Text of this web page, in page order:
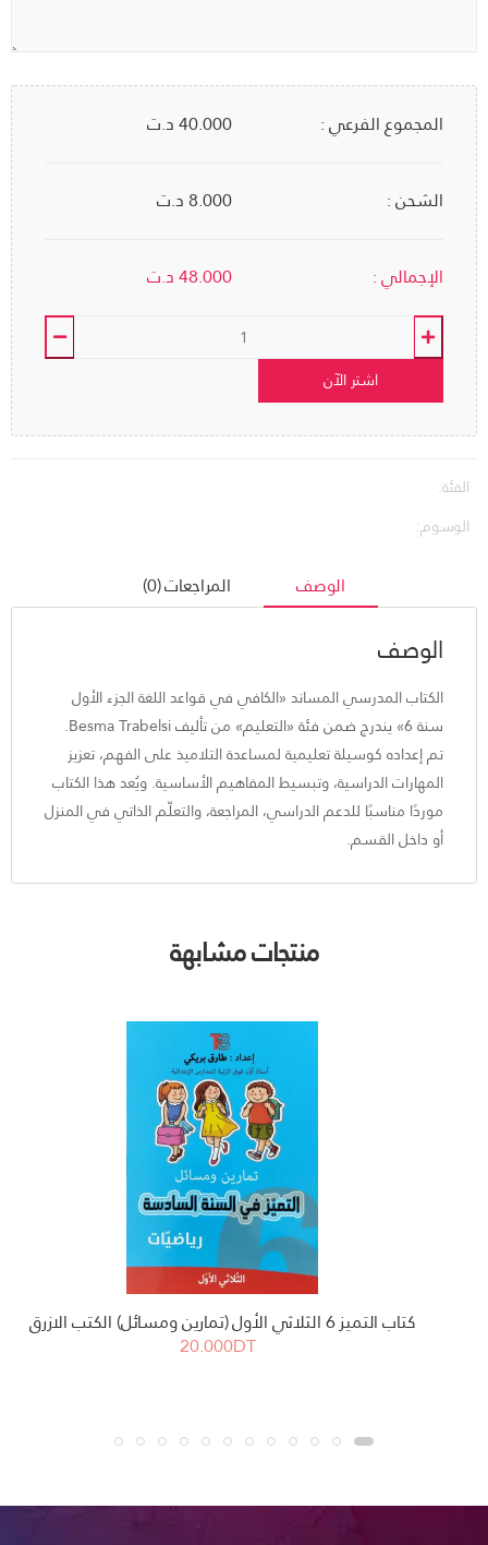
المجموع الفرعي : 40.000د.ت
الشحن : 8.000 د.ت
الإجمالي : 48.000د.ت
اشتر الآن
الفئة:
الوسوم:
الوصف المراجعات (0)
الوصف
الكتاب المدرسي المساند «الكافي في قواعد اللغة الجزء الأول
سنة 6» يندرج ضمن فئة «التعليم» من تأليف Besma Trabelsi.
تم إعداده كوسيلة تعليمية لمساعدة التلاميذ على الفهم، تعزيز
المهارات الدراسية، وتبسيط المفاهيم الأساسية. ويُعد هذا الكتاب
موردًا مناسبًا للدعم الدراسي، المراجعة، والتعلّم الذاتي في المنزل
أو داخل القسم.
منتجات مشابهة
كتاب التميز 6 الثلاثي الأول (تمارين ومسائل) الكتب الازرق
20.000DT